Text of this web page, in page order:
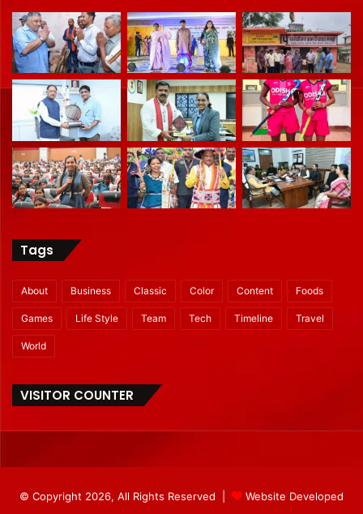
Tags
About Business Classic Color Content Foods
Games Life Style Team Tech Timeline Travel
World
VISITOR COUNTER
© Copyright 2026, All Rights Reserved | Website Developed